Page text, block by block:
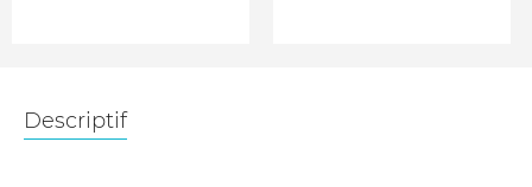
Descriptif